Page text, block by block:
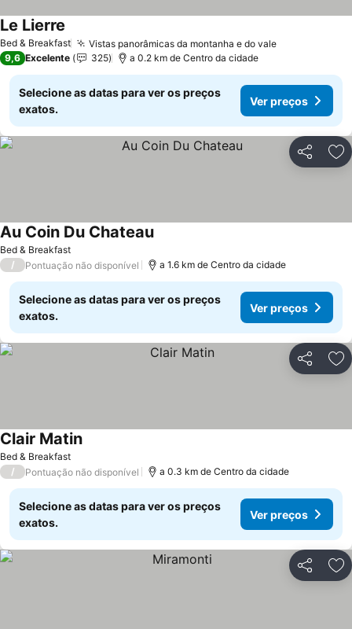
Bed & Breakfast Vistas panorâmicas da montanha e do vale
Le Lierre
9,6 Excelente 325 a 0.2 km de Centro da cidade
Selecione as datas para ver os preços
exatos.
Ver preços
Partilhar
Bed & Breakfast
Au Coin Du Chateau
/ Pontuação não disponível a 1.6 km de Centro da cidade
Selecione as datas para ver os preços
exatos.
Ver preços
Partilhar
Bed & Breakfast
Clair Matin
/ Pontuação não disponível a 0.3 km de Centro da cidade
Selecione as datas para ver os preços
exatos.
Ver preços
Partilhar